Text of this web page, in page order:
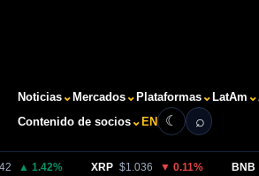
Noticias ⌄ Mercados ⌄ Plataformas ⌄ LatAm ⌄
Contenido de socios ⌄
Buscar
⌕
EN ☾
▲ 1.42% XRP $1.036 ▼ 0.11% BNB